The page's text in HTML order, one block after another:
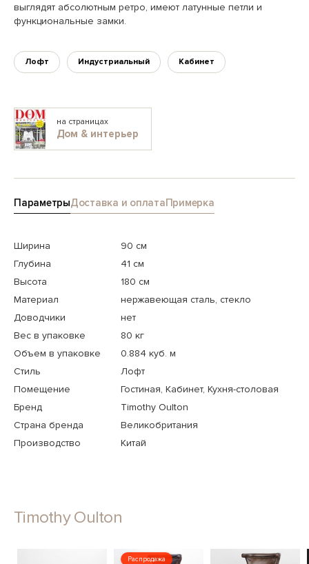
выглядят абсолютным ретро, имеют латунные петли и
функциональные замки.
Лофт Индустриальный Кабинет
на страницах
Дом & интерьер
ПараметрыДоставка и оплатаПримерка
Ширина
90 см
Глубина
41 см
Высота
180 см
Материал
нержавеющая сталь, стекло
Доводчики
нет
Вес в упаковке
80 кг
Объем в упаковке
0.884 куб. м
Стиль
Лофт
Помещение
Гостиная, Кабинет, Кухня-столовая
Бренд
Timothy Oulton
Страна бренда
Великобритания
Производство
Китай
Timothy Oulton
Распродажа